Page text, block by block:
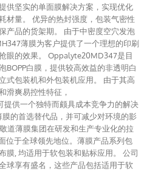
供坚实的单面膜解决方案，实现优化
材量。 优异的热封强度，包装气密性
产品的货架期。 由于中密度空穴发泡
薄膜为客户提供了一个理想的印刷
眼的效果。 Oppalyte20MD347是目
BOPP白膜，提供较高效益的非透明白
式包装机和外包装机应用。 由于其高
滑爽易控性特征，
供一个独特而颇具成本竞争力的解决
的首选替代品，并可减少对环境的影
薄膜集团在研发和生产专业化的拉
位于全球领先地位。薄膜产品系列包
膜, 均适用于软包装和贴标应用。 公司
球享有盛名，这些产品包括适用于软